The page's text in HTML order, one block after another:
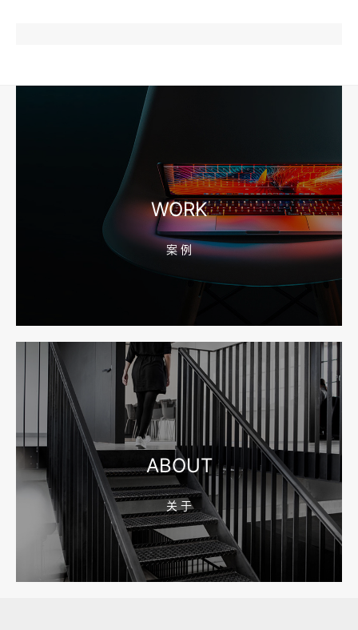
宁波高端网站建设公司推荐，移动端验收别放到最后
宁波网站建设报价怎么看？合同、源码和后台要先写清
2026-08-04 17:55:09
宁波制造业网站建设公司怎么选？先看产品询盘字段
2026-08-02 17:58:44
工厂短视频拍摄后，怎样放进官网帮助客户判断实力
WORK
案 例
ABOUT
关 于